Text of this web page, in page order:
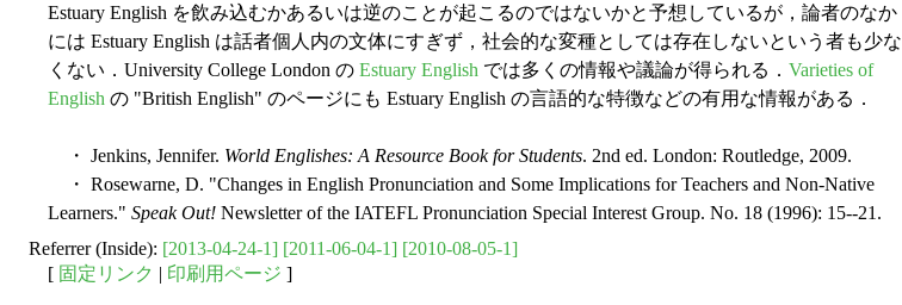
Estuary English を飲み込むかあるいは逆のことが起こるのではないかと予想しているが，論者のなか
には Estuary English は話者個人内の文体にすぎず，社会的な変種としては存在しないという者も少な
くない．University College London の Estuary English では多くの情報や議論が得られる． Varieties of
English の "British English" のページにも Estuary English の言語的な特徴などの有用な情報がある．
・ Jenkins, Jennifer. World Englishes: A Resource Book for Students. 2nd ed. London: Routledge, 2009.
・ Rosewarne, D. "Changes in English Pronunciation and Some Implications for Teachers and Non-Native
Learners." Speak Out! Newsletter of the IATEFL Pronunciation Special Interest Group. No. 18 (1996): 15--21.
Referrer (Inside): [2013-04-24-1] [2011-06-04-1] [2010-08-05-1]
[ 固定リンク | 印刷用ページ ]